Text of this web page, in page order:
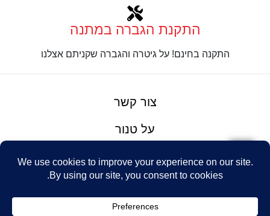
התקנת הגברה במתנה
התקנה בחינם! על גיטרה והגברה שקניתם אצלנו
צור קשר
על טנור
תנאים והגבלות
© Tenor Music
Ltd
Design: Eshel
Haim